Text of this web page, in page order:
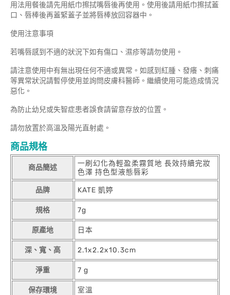
用法用餐後請先用紙巾擦拭嘴唇後再使用。使用後請用紙巾擦拭蓋
口、唇棒後再蓋緊蓋子並將唇棒放回容器中。
使用注意事項
若嘴唇感到不適的狀況下如有傷口、濕疹等請勿使用。
請注意使用中有無出現任何不適或異常。如感到紅腫、發癢、刺痛
等異常狀況請暫停使用並詢問皮膚科醫師。繼續使用可能造成情況
惡化。
為防止幼兒或失智症患者誤食請留意存放的位置。
請勿放置於高溫及陽光直射處。
商品規格
商品簡述
一刷幻化為輕盈柔霧質地 長效持續完妝
色澤 持色型液態唇彩
品牌 KATE 凱婷
規格 7g
原產地 日本
深、寬、高 2.1x2.2x10.3cm
淨重 7 g
保存環境 室溫